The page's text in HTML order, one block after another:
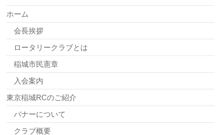
ホーム
会長挨拶
ロータリークラブとは
稲城市民憲章
入会案内
東京稲城RCのご紹介
バナーについて
クラブ概要